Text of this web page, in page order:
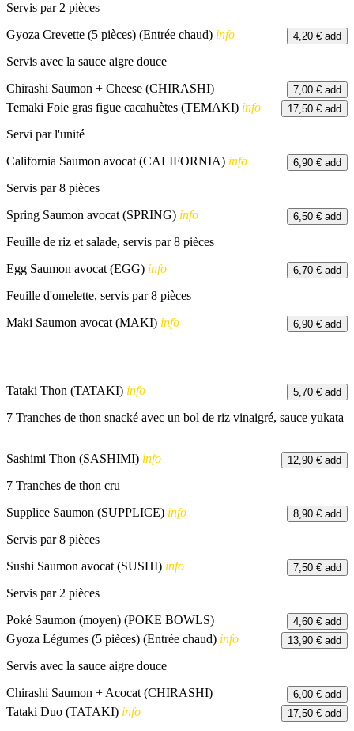
Servis par 2 pièces
4,20 € add
Gyoza Crevette (5 pièces) (Entrée chaud) info
Servis avec la sauce aigre douce
7,00 € add
Chirashi Saumon + Cheese (CHIRASHI)
17,50 € add
Temaki Foie gras figue cacahuètes (TEMAKI) info
Servi par l'unité
6,90 € add
California Saumon avocat (CALIFORNIA) info
Servis par 8 pièces
6,50 € add
Spring Saumon avocat (SPRING) info
Feuille de riz et salade, servis par 8 pièces
6,70 € add
Egg Saumon avocat (EGG) info
Feuille d'omelette, servis par 8 pièces
6,90 € add
Maki Saumon avocat (MAKI) info
5,70 € add
Tataki Thon (TATAKI) info
7 Tranches de thon snacké avec un bol de riz vinaigré, sauce yukata
12,90 € add
Sashimi Thon (SASHIMI) info
7 Tranches de thon cru
8,90 € add
Supplice Saumon (SUPPLICE) info
Servis par 8 pièces
7,50 € add
Sushi Saumon avocat (SUSHI) info
Servis par 2 pièces
4,60 € add
Poké Saumon (moyen) (POKE BOWLS)
13,90 € add
Gyoza Légumes (5 pièces) (Entrée chaud) info
Servis avec la sauce aigre douce
6,00 € add
Chirashi Saumon + Acocat (CHIRASHI)
17,50 € add
Tataki Duo (TATAKI) info